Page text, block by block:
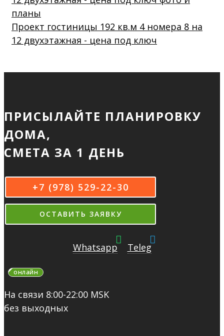
Проект гостиницы 192 кв.м 4 номера 8 на
12 двухэтажная - цена под ключ
ПРИСЫЛАЙТЕ ПЛАНИРОВКУ
ДОМА,
СМЕТА ЗА 1 ДЕНЬ
+7 (978) 529-22-30
ОСТАВИТЬ ЗАЯВКУ
Whatsapp Teleg
онлайн
На связи 8:00-22:00 MSK
без выходных